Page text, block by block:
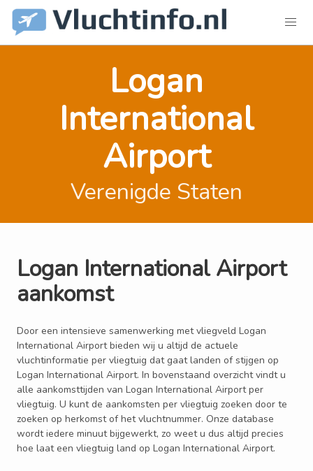
Logan
International
Airport
Verenigde Staten
Logan International Airport
aankomst
Door een intensieve samenwerking met vliegveld Logan
International Airport bieden wij u altijd de actuele
vluchtinformatie per vliegtuig dat gaat landen of stijgen op
Logan International Airport. In bovenstaand overzicht vindt u
alle aankomsttijden van Logan International Airport per
vliegtuig. U kunt de aankomsten per vliegtuig zoeken door te
zoeken op herkomst of het vluchtnummer. Onze database
wordt iedere minuut bijgewerkt, zo weet u dus altijd precies
hoe laat een vliegtuig land op Logan International Airport.